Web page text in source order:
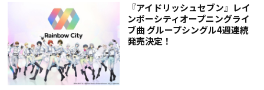
『アイドリッシュセブン』レイ
ンボーシティオープニングライ
ブ曲 グループシングル4週連続
発売決定！